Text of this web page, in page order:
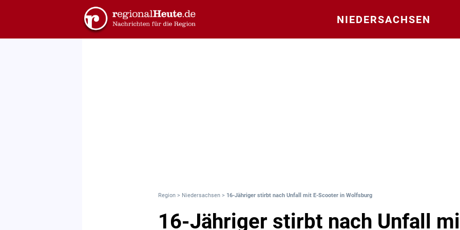
NIEDERSACHSEN
Region > Niedersachsen > 16-Jähriger stirbt nach Unfall mit E-Scooter in Wolfsburg
16-Jähriger stirbt nach Unfall